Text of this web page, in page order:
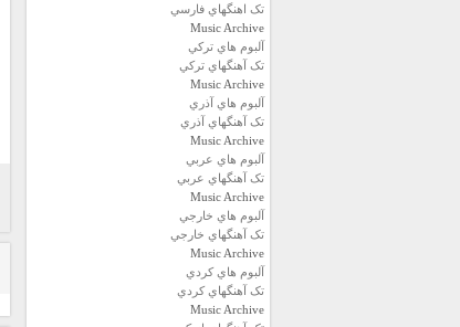
تک اهنگهاي فارسي
Music Archive
آلبوم هاي ترکي
تک آهنگهاي ترکي
Music Archive
آلبوم هاي آذري
تک آهنگهاي آذري
Music Archive
آلبوم هاي عربي
تک آهنگهاي عربي
Music Archive
آلبوم هاي خارجي
تک آهنگهاي خارجي
Music Archive
آلبوم هاي کردي
تک آهنگهاي کردي
Music Archive